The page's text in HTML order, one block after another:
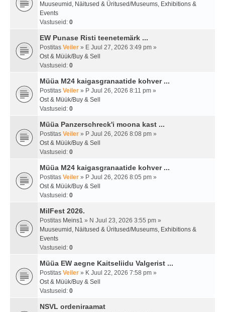
Muuseumid, Näitused & Üritused/Museums, Exhibitions &
Events
Vastuseid: 0
EW Punase Risti teenetemärk ...
Postitas Veiler » E Juul 27, 2026 3:49 pm »
Ost & Müük/Buy & Sell
Vastuseid: 0
Müüa M24 kaigasgranaatide kohver ...
Postitas Veiler » P Juul 26, 2026 8:11 pm »
Ost & Müük/Buy & Sell
Vastuseid: 0
Müüa Panzerschreck'i moona kast ...
Postitas Veiler » P Juul 26, 2026 8:08 pm »
Ost & Müük/Buy & Sell
Vastuseid: 0
Müüa M24 kaigasgranaatide kohver ...
Postitas Veiler » P Juul 26, 2026 8:05 pm »
Ost & Müük/Buy & Sell
Vastuseid: 0
MilFest 2026.
Postitas Meins1 » N Juul 23, 2026 3:55 pm »
Muuseumid, Näitused & Üritused/Museums, Exhibitions &
Events
Vastuseid: 0
Müüa EW aegne Kaitseliidu Valgerist ...
Postitas Veiler » K Juul 22, 2026 7:58 pm »
Ost & Müük/Buy & Sell
Vastuseid: 0
NSVL ordeniraamat